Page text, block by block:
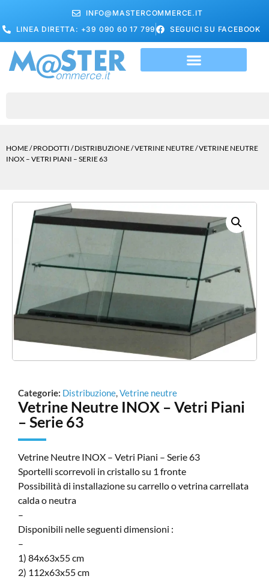
INFO@MASTERCOMMERCE.IT
LINEA DIRETTA: +39 090 60 17 799
SEGUICI SU FACEBOOK
HOME/PRODOTTI /DISTRIBUZIONE/VETRINE NEUTRE/ VETRINE NEUTRE
INOX – VETRI PIANI – SERIE 63
Categorie: Distribuzione,Vetrine neutre
Vetrine Neutre INOX – Vetri Piani
– Serie 63
Vetrine Neutre INOX – Vetri Piani – Serie 63
Sportelli scorrevoli in cristallo su 1 fronte
Possibilità di installazione su carrello o vetrina carrellata
calda o neutra
–
Disponibili nelle seguenti dimensioni :
–
1) 84x63x55 cm
2) 112x63x55 cm